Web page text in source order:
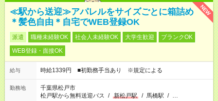
NEW
≪駅から送迎≫アパレルをサイズごとに箱詰め
＊髪色自由＊自宅でWEB登録OK
派遣 職種未経験OK 社会人未経験OK 大学生歓迎
ブランクOK
WEB登録・面接OK
給与 時給1339円 ■初勤務手当あり ※規定による
勤務地
千葉県松戸市
松戸駅から無料送迎バス / 新松戸駅 / 馬橋駅 / …